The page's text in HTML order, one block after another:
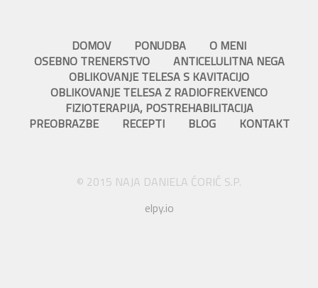
DOMOV PONUDBA
O MENI
OSEBNO TRENERSTVO
ANTICELULITNA NEGA
OBLIKOVANJE TELESA S KAVITACIJO
OBLIKOVANJE TELESA Z RADIOFREKVENCO
FIZIOTERAPIJA, POSTREHABILITACIJA
PREOBRAZBE
RECEPTI BLOG KONTAKT
© 2015 NAJA DANIELA ĆORIĆ S.P.
elpy.io